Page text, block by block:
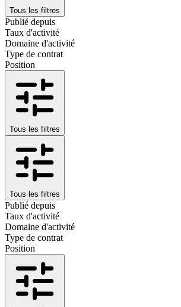
Tous les filtres
Publié depuis
Taux d'activité
Domaine d'activité
Type de contrat
Position
Tous les filtres
Tous les filtres
Publié depuis
Taux d'activité
Domaine d'activité
Type de contrat
Position